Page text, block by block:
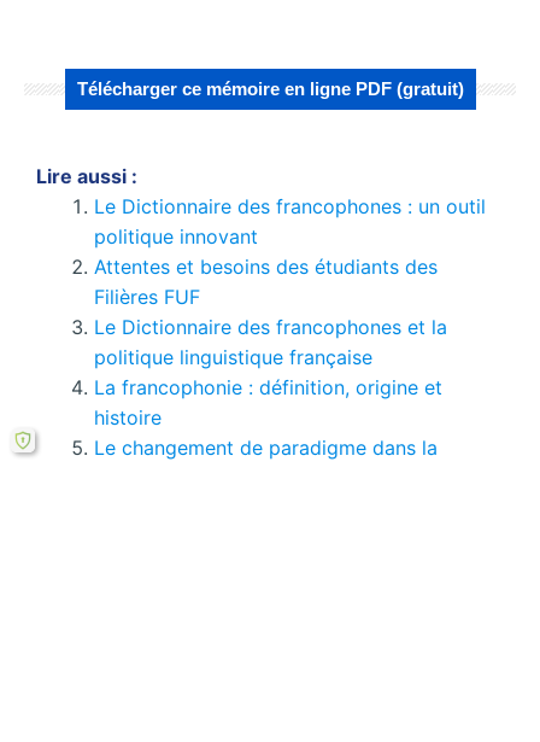
Télécharger ce mémoire en ligne PDF (gratuit)
Lire aussi :
Le Dictionnaire des francophones : un outil
politique innovant
Attentes et besoins des étudiants des
Filières FUF
Le Dictionnaire des francophones et la
politique linguistique française
La francophonie : définition, origine et
histoire
Le changement de paradigme dans la